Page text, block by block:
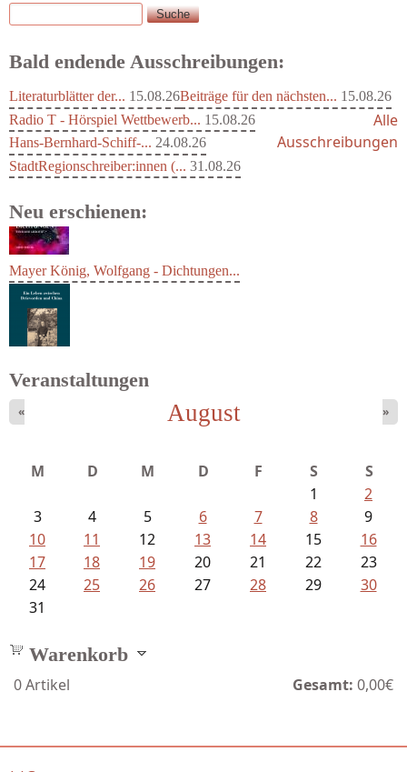
Suchformular
Suche
Bald endende Ausschreibungen:
Literaturblätter der... 15.08.26Beiträge für den nächsten... 15.08.26
Radio T - Hörspiel Wettbewerb... 15.08.26
Hans-Bernhard-Schiff-... 24.08.26
StadtRegionschreiber:innen (... 31.08.26
Alle
Ausschreibungen
Neu erschienen:
Mayer König, Wolfgang - Dichtungen...
Ein Leben zwischen Drievorden und...
Veranstaltungen
August
« »
M D M D F S
S
1
2
3
4 5 6 7 8
9
10
11 12 13 14 15
16
17
18 19 20 21 22
23
24
25 26 27 28 29
30
31
Warenkorb
0Artikel Gesamt: 0,00€